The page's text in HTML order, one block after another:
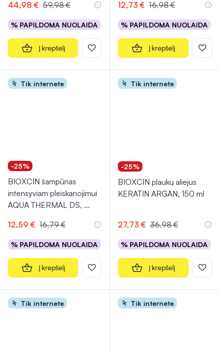
44,98 € 59,98 €
% PAPILDOMA NUOLAIDA
Į krepšelį
12,73 € 16,98 €
% PAPILDOMA NUOLAIDA
Į krepšelį
Tik internete
-25%
BIOXCIN šampūnas
intensyviam pleiskanojimui
AQUA THERMAL DS, ...
12,59 € 16,79 €
% PAPILDOMA NUOLAIDA
Į krepšelį
Tik internete
-25%
BIOXCIN plaukų aliejus
KERATIN ARGAN, 150 ml
27,73 € 36,98 €
% PAPILDOMA NUOLAIDA
Į krepšelį
Tik internete Tik internete